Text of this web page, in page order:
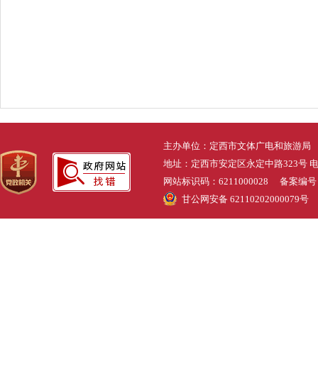
主办单位：定西市文体广电和旅游局
地址：定西市安定区永定中路323号
网站标识码：6211000028 备案编号
甘公网安备 62110202000079号